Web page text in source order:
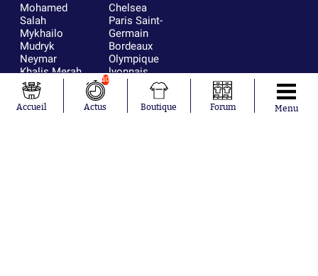
Mohamed
Salah
Mykhailo
Mudryk
Neymar
Khalis Merah
Loïs Openda
Moussa
Niakhaté
Chelsea
Paris Saint-
Germain
Bordeaux
Olympique
lyonnais
FIFA
Real Madrid
RC Strasbourg
Accueil
10
Actus Boutique Forum Menu